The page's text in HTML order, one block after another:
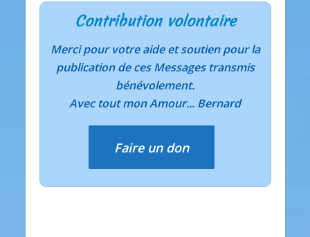
Contribution volontaire
Merci pour votre aide et soutien pour la
publication de ces Messages transmis
bénévolement.
Avec tout mon Amour... Bernard
Faire un don